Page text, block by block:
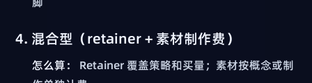
4. 混合型（retainer + 素材制作费）
怎么算：
Retainer 覆盖策略和买量；素材按概念或制